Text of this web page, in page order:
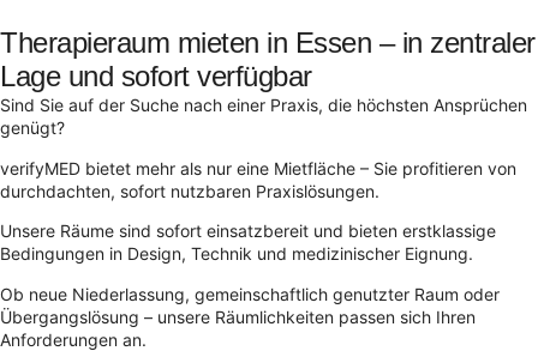
Therapieraum mieten in Essen – in zentraler
Lage und sofort verfügbar
Sind Sie auf der Suche nach einer Praxis, die höchsten Ansprüchen
genügt?
verifyMED bietet mehr als nur eine Mietfläche – Sie profitieren von
durchdachten, sofort nutzbaren Praxislösungen.
Unsere Räume sind sofort einsatzbereit und bieten erstklassige
Bedingungen in Design, Technik und medizinischer Eignung.
Ob neue Niederlassung, gemeinschaftlich genutzter Raum oder
Übergangslösung – unsere Räumlichkeiten passen sich Ihren
Anforderungen an.